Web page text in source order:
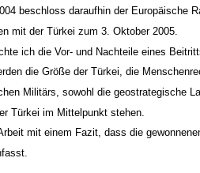
beschloss daraufhin der Europäische
mit der Türkei zum 3. Oktober 2005.
ich die Vor- und Nachteile eines
die Größe der Türkei, die
Militärs, sowohl die geostrategische
Türkei im Mittelpunkt stehen.
mit einem Fazit, dass die